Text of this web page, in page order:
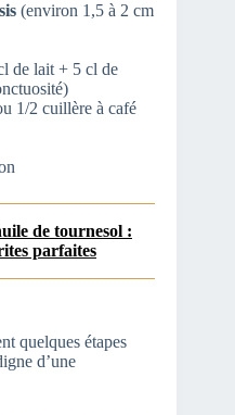
(environ 1,5 à 2 cm
de lait + 5 cl de
1/2 cuillère à café
de tournesol :
parfaites
quelques étapes
d’une